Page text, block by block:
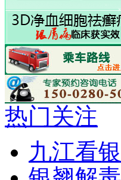
热门关注
九江看